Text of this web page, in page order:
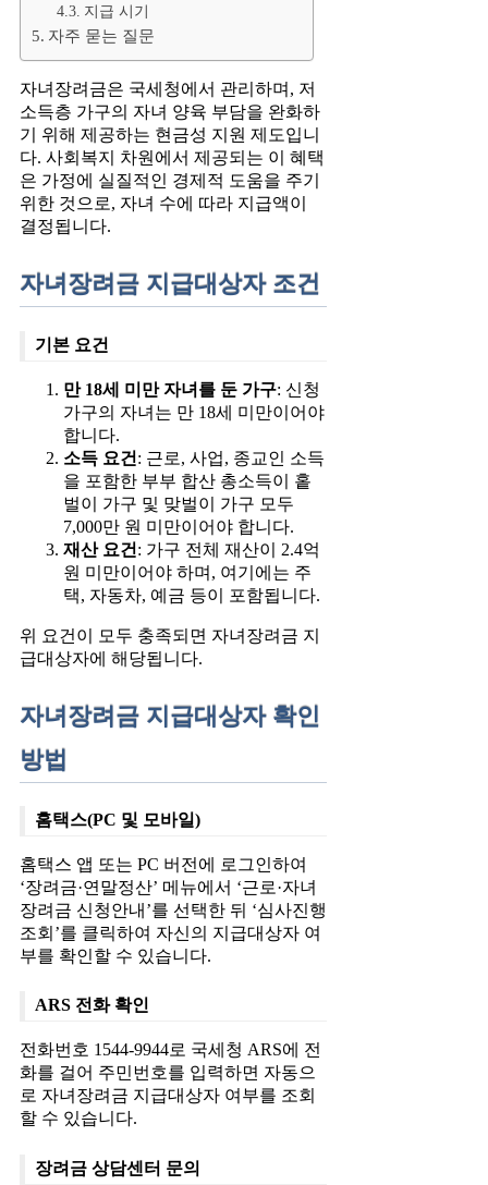
지급 시기
자주 묻는 질문
자녀장려금은 국세청에서 관리하며, 저
소득층 가구의 자녀 양육 부담을 완화하
기 위해 제공하는 현금성 지원 제도입니
다. 사회복지 차원에서 제공되는 이 혜택
은 가정에 실질적인 경제적 도움을 주기
위한 것으로, 자녀 수에 따라 지급액이
결정됩니다.
자녀장려금 지급대상자 조건
기본 요건
만 18세 미만 자녀를 둔 가구: 신청
가구의 자녀는 만 18세 미만이어야
합니다.
소득 요건 : 근로, 사업, 종교인 소득
을 포함한 부부 합산 총소득이 홑
벌이 가구 및 맞벌이 가구 모두
7,000만 원 미만이어야 합니다.
재산 요건 : 가구 전체 재산이 2.4억
원 미만이어야 하며, 여기에는 주
택, 자동차, 예금 등이 포함됩니다.
위 요건이 모두 충족되면 자녀장려금 지
급대상자에 해당됩니다.
자녀장려금 지급대상자 확인
방법
홈택스(PC 및 모바일)
홈택스 앱 또는 PC 버전에 로그인하여
‘장려금·연말정산’ 메뉴에서 ‘근로·자녀
장려금 신청안내’를 선택한 뒤 ‘심사진행
조회’를 클릭하여 자신의 지급대상자 여
부를 확인할 수 있습니다.
ARS 전화 확인
전화번호 1544-9944로 국세청 ARS에 전
화를 걸어 주민번호를 입력하면 자동으
로 자녀장려금 지급대상자 여부를 조회
할 수 있습니다.
장려금 상담센터 문의